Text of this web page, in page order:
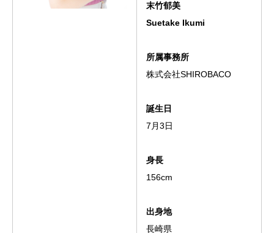
末竹郁美
Suetake Ikumi
所属事務所
株式会社SHIROBACO
誕生日
7月3日
身長
156cm
出身地
長崎県